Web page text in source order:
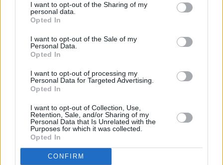
I want to opt-out of the Sharing of my
personal data.
Opted In
I want to opt-out of the Sale of my
Personal Data.
Opted In
I want to opt-out of processing my
Personal Data for Targeted Advertising.
Opted In
I want to opt-out of Collection, Use,
Retention, Sale, and/or Sharing of my
Personal Data that Is Unrelated with the
Purposes for which it was collected.
Opted In
CONFIRM